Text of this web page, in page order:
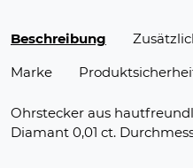
Beschreibung
Marke
Ohrstecker aus
Diamant 0,01 ct.